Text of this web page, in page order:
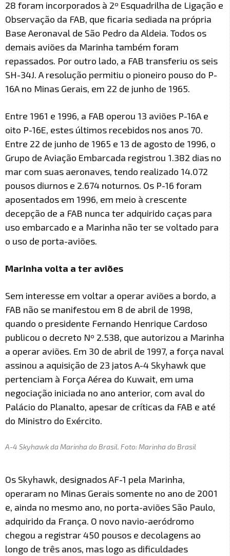
28 foram incorporados à 2º Esquadrilha de Ligação e
Observação da FAB, que ficaria sediada na própria
Base Aeronaval de São Pedro da Aldeia. Todos os
demais aviões da Marinha também foram
repassados. Por outro lado, a FAB transferiu os seis
SH-34J. A resolução permitiu o pioneiro pouso do P-
16A no Minas Gerais, em 22 de junho de 1965.
Entre 1961 e 1996, a FAB operou 13 aviões P-16A e
oito P-16E, estes últimos recebidos nos anos 70.
Entre 22 de junho de 1965 e 13 de agosto de 1996, o
Grupo de Aviação Embarcada registrou 1.382 dias no
mar com suas aeronaves, tendo realizado 14.072
pousos diurnos e 2.674 noturnos. Os P-16 foram
aposentados em 1996, em meio à crescente
decepção de a FAB nunca ter adquirido caças para
uso embarcado e a Marinha não ter se voltado para
o uso de porta-aviões.
Marinha volta a ter aviões
Sem interesse em voltar a operar aviões a bordo, a
FAB não se manifestou em 8 de abril de 1998,
quando o presidente Fernando Henrique Cardoso
publicou o decreto Nº 2.538, que autorizou a Marinha
a operar aviões. Em 30 de abril de 1997, a força naval
assinou a aquisição de 23 jatos A-4 Skyhawk que
pertenciam à Força Aérea do Kuwait, em uma
negociação iniciada no ano anterior, com aval do
Palácio do Planalto, apesar de críticas da FAB e até
do Ministro do Exército.
A-4 Skyhawk da Marinha do Brasil. Foto: Marinha do Brasil
Os Skyhawk, designados AF-1 pela Marinha,
operaram no Minas Gerais somente no ano de 2001
e, ainda no mesmo ano, no porta-aviões São Paulo,
adquirido da França. O novo navio-aeródromo
chegou a registrar 450 pousos e decolagens ao
longo de três anos, mas logo as dificuldades